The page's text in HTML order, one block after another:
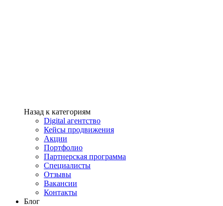
Назад к категориям
Digital агентство
Кейсы продвижения
Акции
Портфолио
Партнерская программа
Специалисты
Отзывы
Вакансии
Контакты
Блог